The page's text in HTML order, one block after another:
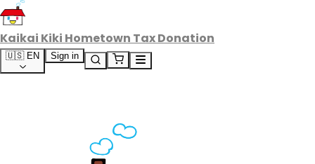
Kaikai Kiki Hometown Tax Donation
🇺🇸 EN Sign in